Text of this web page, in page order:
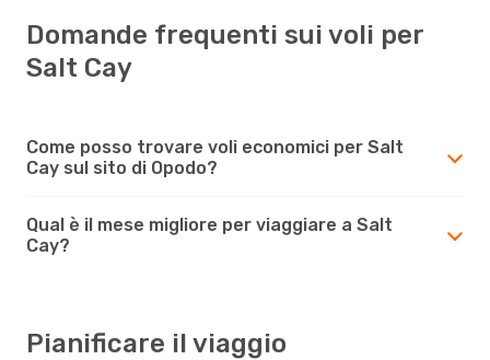
Domande frequenti sui voli per
Salt Cay
Come posso trovare voli economici per Salt
Cay sul sito di Opodo?
Qual è il mese migliore per viaggiare a Salt
Cay?
Pianificare il viaggio